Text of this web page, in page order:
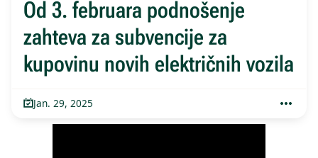
Od 3. februara podnošenje
zahteva za subvencije za
kupovinu novih električnih vozila
Jan. 29, 2025